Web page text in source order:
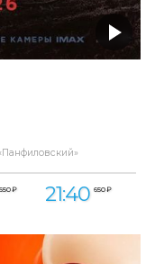
650 ₽ 21:40 650 ₽